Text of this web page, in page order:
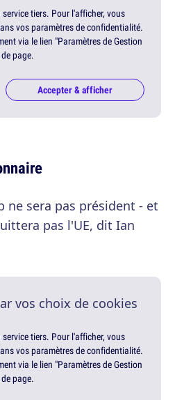
tiers. Pour l'afficher, vous
vos paramètres de confidentialité.
via le lien "Paramètres de Gestion
page.
Accepter & afficher
ne sera pas président - et
pas l'UE, dit Ian
vos choix de cookies
tiers. Pour l'afficher, vous
vos paramètres de confidentialité.
via le lien "Paramètres de Gestion
page.